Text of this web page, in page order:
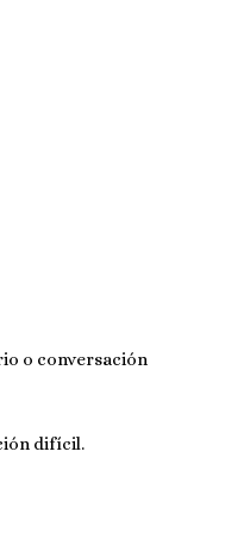
o conversación
difícil.